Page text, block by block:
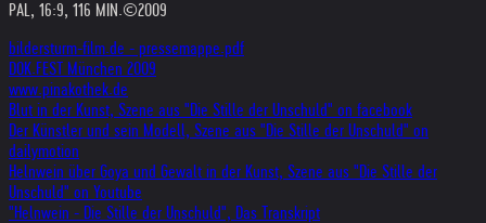
PAL, 16:9, 116 MIN.©2009
bildersturm-film.de - pressemappe.pdf
DOK.FEST München 2009
www.pinakothek.de
Blut in der Kunst, Szene aus "Die Stille der Unschuld" on facebook
Der Künstler und sein Modell, Szene aus "Die Stille der Unschuld" on
dailymotion
Helnwein über Goya und Gewalt in der Kunst, Szene aus "Die Stille der
Unschuld" on Youtube
"Helnwein - Die Stille der Unschuld", Das Transkript